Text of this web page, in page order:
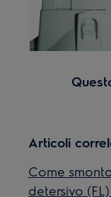
Articoli
Come
detersivo